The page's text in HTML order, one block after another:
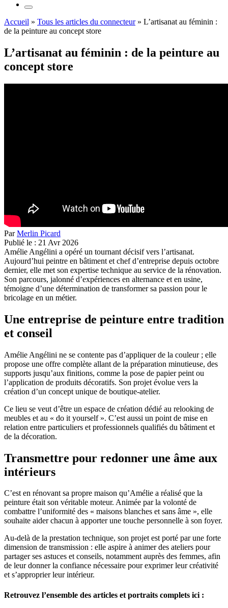
Accueil » Tous les articles du connecteur» L’artisanat au féminin :
de la peinture au concept store
L’artisanat au féminin : de la peinture au
concept store
ParMerlin Picard
Publié le : 21 Avr 2026
Amélie Angélini a opéré un tournant décisif vers l’artisanat.
Aujourd’hui peintre en bâtiment et chef d’entreprise depuis octobre
dernier, elle met son expertise technique au service de la rénovation.
Son parcours, jalonné d’expériences en alternance et en usine,
témoigne d’une détermination de transformer sa passion pour le
bricolage en un métier.
Une entreprise de peinture entre tradition
et conseil
Amélie Angélini ne se contente pas d’appliquer de la couleur ; elle
propose une offre complète allant de la préparation minutieuse, des
supports jusqu’aux finitions, comme la pose de papier peint ou
l’application de produits décoratifs. Son projet évolue vers la
création d’un concept unique de boutique-atelier.
Ce lieu se veut d’être un espace de création dédié au relooking de
meubles et au « do it yourself ». C’est aussi un point de mise en
relation entre particuliers et professionnels qualifiés du bâtiment et
de la décoration.
Transmettre pour redonner une âme aux
intérieurs
C’est en rénovant sa propre maison qu’Amélie a réalisé que la
peinture était son véritable moteur. Animée par la volonté de
combattre l’uniformité des « maisons blanches et sans âme », elle
souhaite aider chacun à apporter une touche personnelle à son foyer.
Au-delà de la prestation technique, son projet est porté par une forte
dimension de transmission : elle aspire à animer des ateliers pour
partager ses astuces et conseils, notamment auprès des femmes, afin
de leur donner la confiance nécessaire pour exprimer leur créativité
et s’approprier leur intérieur.
Retrouvez l’ensemble des articles et portraits complets ici :